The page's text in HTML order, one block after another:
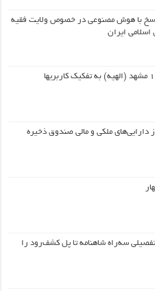
با هوش مصنوعی در خصوص ولایت فقیه
ایران
دارایی‌های ملکی و مالی صندوق ذخیره
سه‌راه شاهنامه تا پل کشف‌رود را